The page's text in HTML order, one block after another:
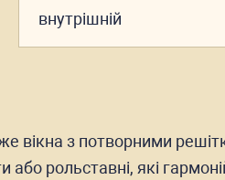
внутрішній
вікна з потворними
або рольставні, які